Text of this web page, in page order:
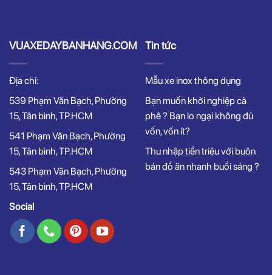
VUAXEDAYBANHANG.COM
Địa chỉ:
539 Phạm Văn Bạch, Phường
15, Tân bình, TP.HCM
541 Phạm Văn Bạch, Phường
15, Tân bình, TP.HCM
543 Phạm Văn Bạch, Phường
15, Tân bình, TP.HCM
Social
Tin tức
Mẫu xe inox thông dụng
Bạn muốn khởi nghiệp cà
phê ? Bạn lo ngại không đủ
vốn, vốn ít?
Thu nhập tiền triệu với buôn
bán đồ ăn nhanh buổi sáng ?